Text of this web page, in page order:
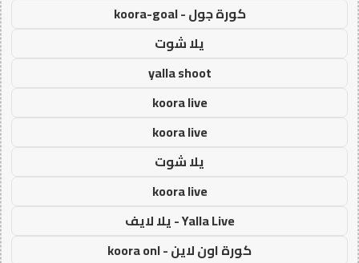
كورة جول - koora-goal
يلا شوت
yalla shoot
koora live
koora live
يلا شوت
koora live
Yalla Live - يلا لايف
كورة اون لاين - koora onl